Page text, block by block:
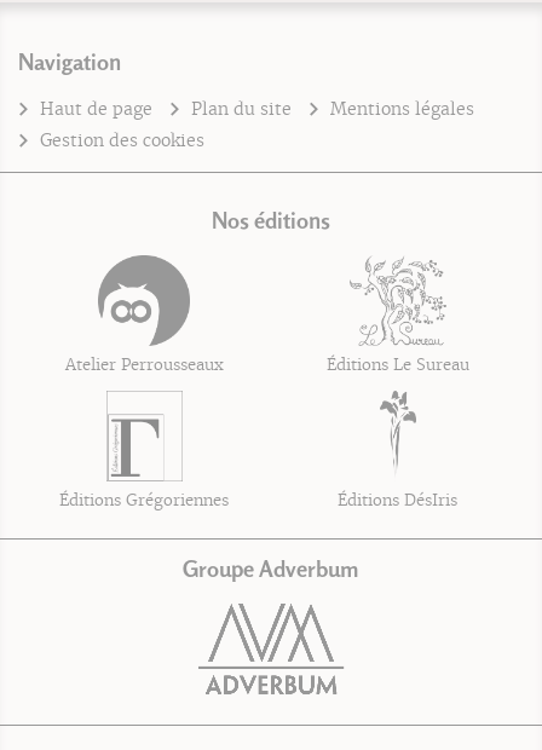
Navigation
Haut de page Plan du site
Mentions légales
Gestion des cookies
Nos éditions
Atelier Perrousseaux Éditions Le Sureau
Éditions Grégoriennes Éditions DésIris
Groupe Adverbum